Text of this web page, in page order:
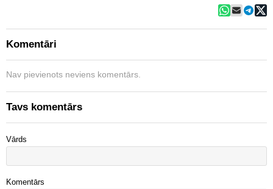
Komentāri
Nav pievienots neviens komentārs.
Tavs komentārs
Vārds
Komentārs